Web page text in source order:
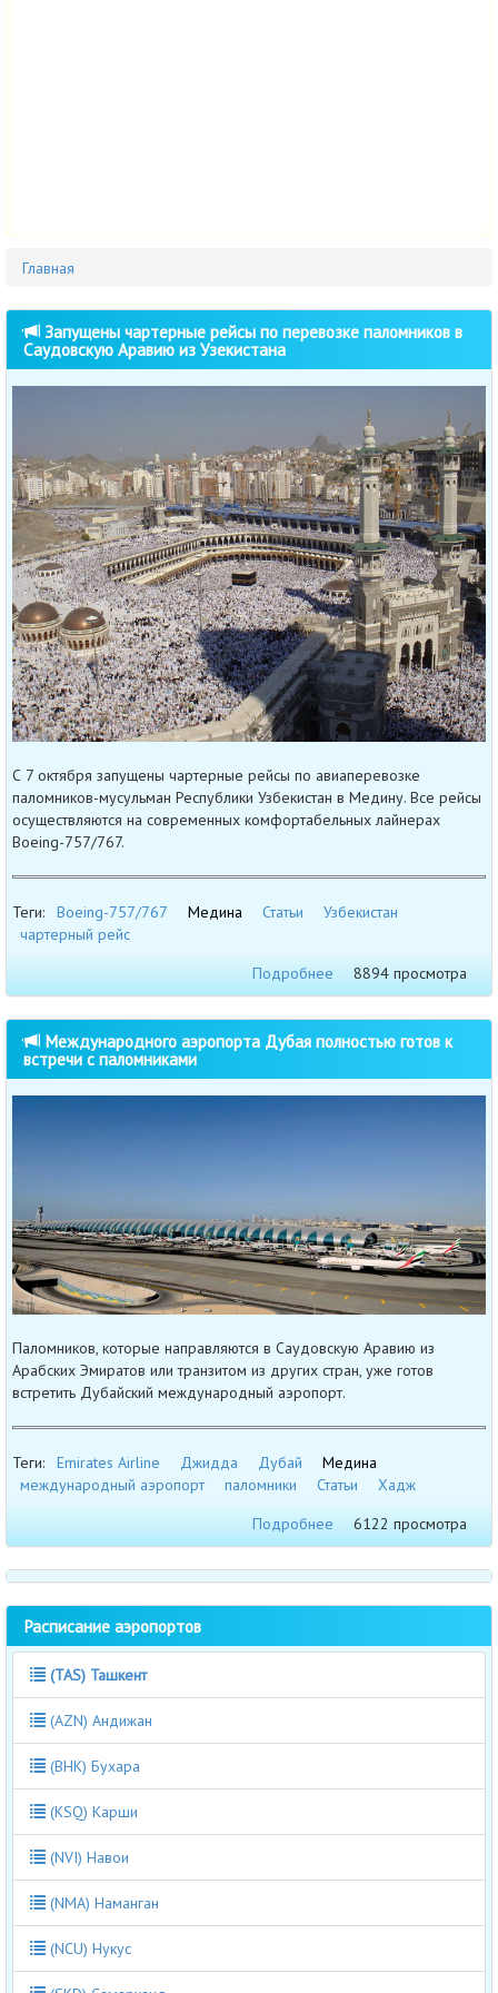
Главная
Запущены чартерные рейсы по перевозке паломников в
Саудовскую Аравию из Узекистана
С 7 октября запущены чартерные рейсы по авиаперевозке
паломников-мусульман Республики Узбекистан в Медину. Все рейсы
осуществляются на современных комфортабельных лайнерах
Boeing-757/767.
Теги: Boeing-757/767 Медина Статьи
Узбекистан
чартерный рейс
Подробнее
8894 просмотра
Международного аэропорта Дубая полностью готов к
встречи с паломниками
Паломников, которые направляются в Саудовскую Аравию из
Арабских Эмиратов или транзитом из других стран, уже готов
встретить Дубайский международный аэропорт.
Теги: Emirates Airline Джидда Дубай
Медина
международный аэропорт
паломники Статьи
Хадж
Подробнее
6122 просмотра
Расписание аэропортов
(TAS) Ташкент
(AZN) Андижан
(BHK) Бухара
(KSQ) Карши
(NVI) Навои
(NMA) Наманган
(NCU) Нукус